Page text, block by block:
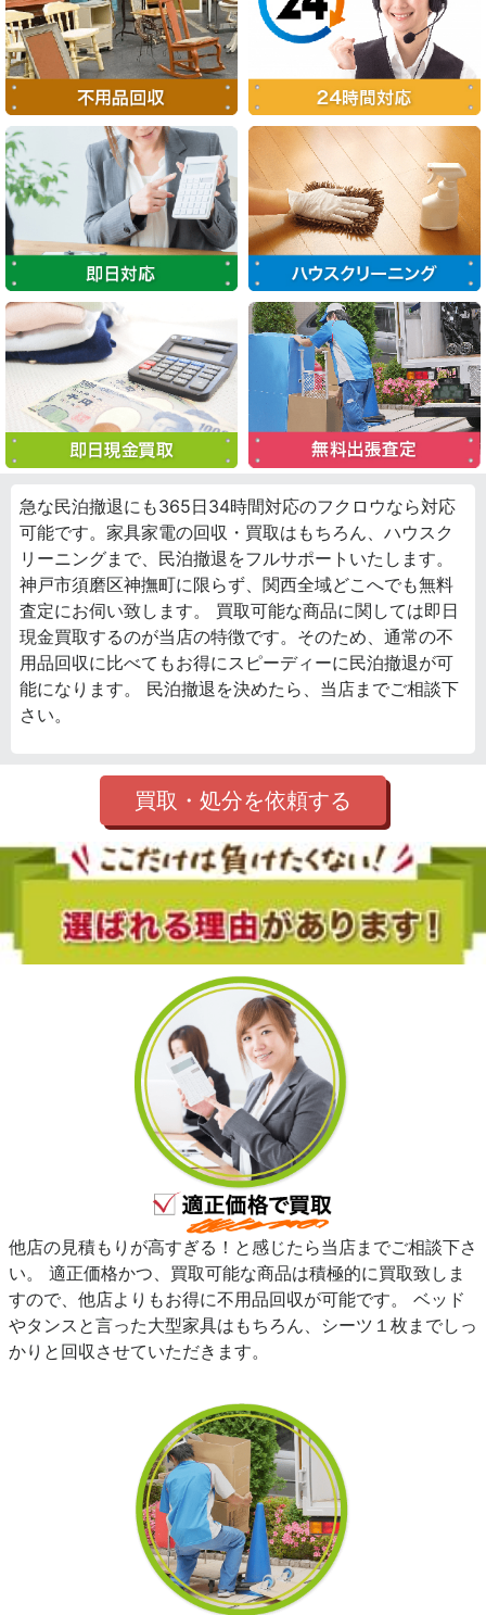
急な民泊撤退にも365日34時間対応のフクロウなら対応
可能です。家具家電の回収・買取はもちろん、ハウスク
リーニングまで、民泊撤退をフルサポートいたします。
神戸市須磨区神撫町に限らず、関西全域どこへでも無料
査定にお伺い致します。 買取可能な商品に関しては即日
現金買取するのが当店の特徴です。そのため、通常の不
用品回収に比べてもお得にスピーディーに民泊撤退が可
能になります。 民泊撤退を決めたら、当店までご相談下
さい。
買取・処分を依頼する
他店の見積もりが高すぎる！と感じたら当店までご相談下さ
い。 適正価格かつ、買取可能な商品は積極的に買取致しま
すので、他店よりもお得に不用品回収が可能です。 ベッド
やタンスと言った大型家具はもちろん、シーツ１枚までしっ
かりと回収させていただきます。